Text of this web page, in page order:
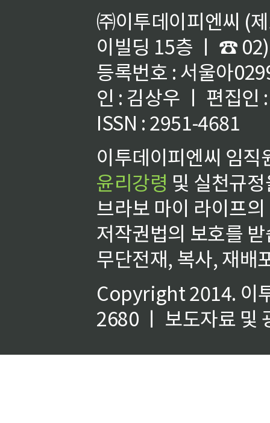
㈜이투데이피엔씨 (
이빌딩 15층 ㅣ ☎
등록번호 : 서울아
인 : 김상우 ㅣ 편집인
ISSN : 2951-4681
이투데이피엔씨 임
윤리강령 및 실천규
브라보 마이 라이프
저작권법의 보호를
무단전재, 복사, 재배
Copyright 2014. 이
2680 ㅣ 보도자료